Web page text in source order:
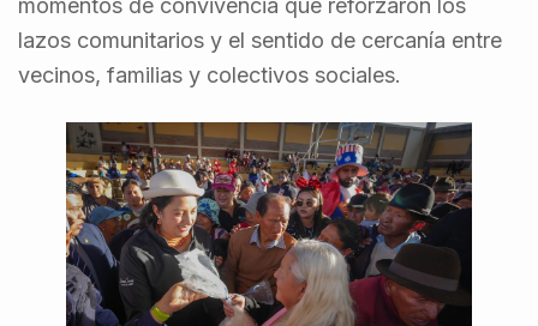
momentos de convivencia que reforzaron los
lazos comunitarios y el sentido de cercanía entre
vecinos, familias y colectivos sociales.